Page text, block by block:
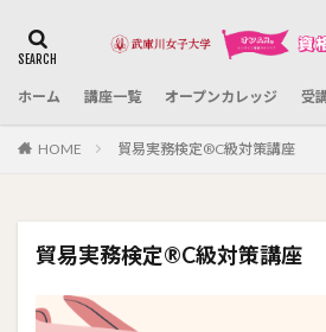
ホーム 講座一覧 オープンカレッジ 受
HOME 貿易実務検定®C級対策講座
貿易実務検定®C級対策講座
検索